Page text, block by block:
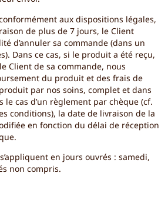
aux dispositions légales,
de plus de 7 jours, le Client
d’annuler sa commande (dans un
Dans ce cas, si le produit a été reçu,
Client de sa commande, nous
du produit et des frais de
par nos soins, complet et dans
le cas d’un règlement par chèque (cf.
conditions), la date de livraison de la
en fonction du délai de réception
en jours ouvrés : samedi,
non compris.